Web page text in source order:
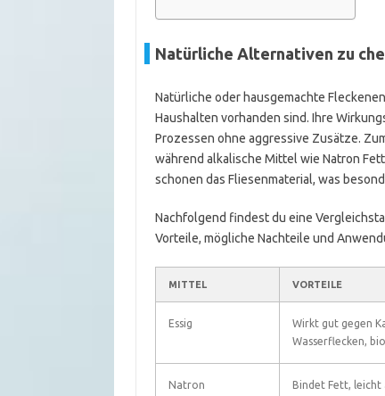
Natürliche Alternativen zu
Natürliche oder hausgemachte
Haushalten vorhanden sind. Ihre
Prozessen ohne aggressive Zusätze.
während alkalische Mittel wie Natron
schonen das Fliesenmaterial, was
Nachfolgend findest du eine
Vorteile, mögliche Nachteile und
MITTEL VORTEILE
Essig
Wirkt gut gegen
Wasserflecken,
Natron
Bindet Fett, leicht